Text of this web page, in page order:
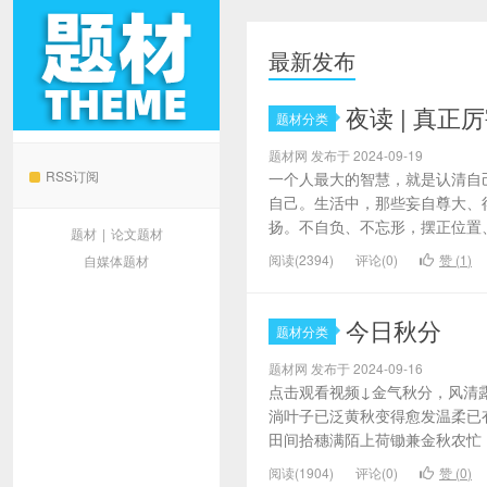
RSS订阅
题材 | 论文题材
自媒体题材
最新发布
题材分类 夜读 | 真正
题材网 发布于 2024-09-19
一个人最大的智慧，就是认清
自己。生活中，那些妄自尊大
扬。不自负、不忘形，摆正位
阅读(2394) 评论(0) 赞 (1)
题材分类 今日秋分
题材网 发布于 2024-09-16
点击观看视频↓金气秋分，风
淌叶子已泛黄秋变得愈发温柔
田间拾穗满陌上荷锄兼金秋农
阅读(1904) 评论(0) 赞 (0)